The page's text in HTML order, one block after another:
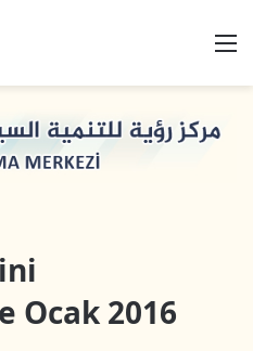
Ocak 2016